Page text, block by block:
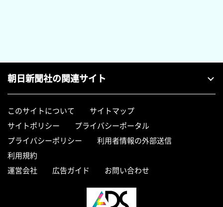
朝日新聞社の関連サイト
このサイトについて
サイトマップ
サイトポリシー
プライバシーポータル
プライバシーポリシー
利用者情報の外部送信
利用規約
運営会社
広告ガイド お問い合わせ